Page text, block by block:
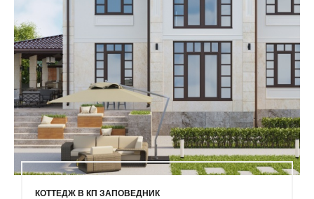
КОТТЕДЖ В КП ЗАПОВЕДНИК